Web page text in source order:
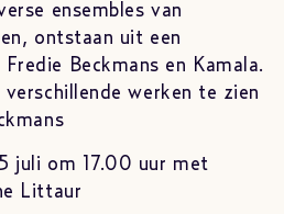
ensembles van
ontstaan uit een
Beckmans en Kamala.
werken te zien
juli om 17.00 uur met
Littaur